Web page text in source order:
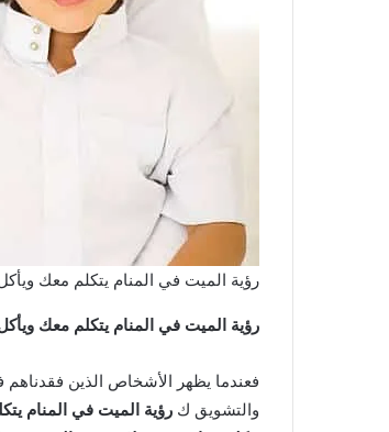
رؤية الميت في المنام يتكلم معك
رؤية الميت في المنام يتكلم معك
فعندما يظهر الأشخاص الذين فقدناهم
والتشويق ك رؤية الميت في المنام